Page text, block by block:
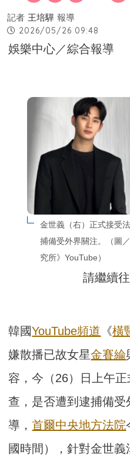
記者 王培驊 報導
2026/05/26 09:48
娛樂中心／綜合報導
金世義（右）正式接受
捕備受外界關注。（圖
究所》YouTube）
請繼續
韓國YouTube頻道 《橫
嫌散播已故女星金賽綸
容，今（26）日上午
查，是否遭到逮捕備
導，首爾中央地方法院
國時間），針對金世